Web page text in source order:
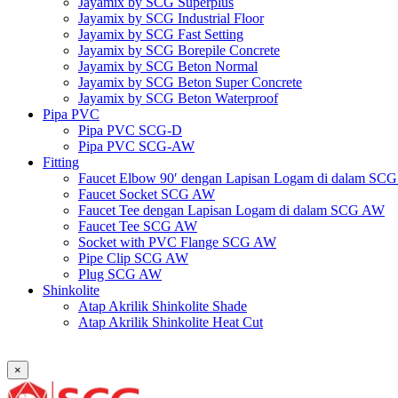
Jayamix by SCG Industrial Floor
Jayamix by SCG Fast Setting
Jayamix by SCG Borepile Concrete
Jayamix by SCG Beton Normal
Jayamix by SCG Beton Super Concrete
Jayamix by SCG Beton Waterproof
Pipa PVC
Pipa PVC SCG-D
Pipa PVC SCG-AW
Fitting
Faucet Elbow 90′ dengan Lapisan Logam di dalam
Faucet Socket SCG AW
Faucet Tee dengan Lapisan Logam di dalam SCG AW
Faucet Tee SCG AW
Socket with PVC Flange SCG AW
Pipe Clip SCG AW
Plug SCG AW
Shinkolite
Atap Akrilik Shinkolite Shade
Atap Akrilik Shinkolite Heat Cut
×